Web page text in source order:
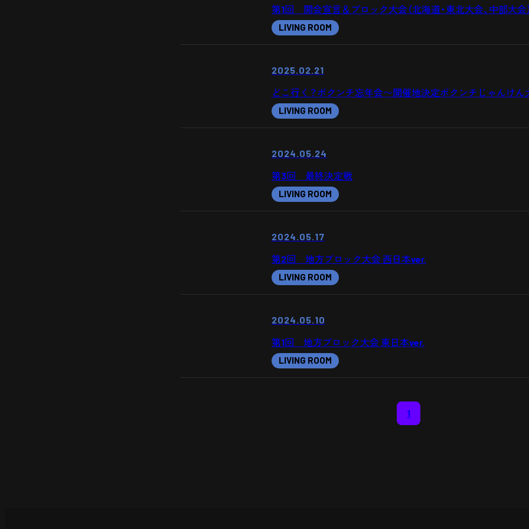
第1回 開会宣言＆ブロック大会（北海道・東北大会、中部大会）
LIVING ROOM
2025.02.21
どこ行く？ボクンチ忘年会〜開催地決定ボクンチじゃんけん
LIVING ROOM
2024.05.24
第3回 最終決定戦
LIVING ROOM
2024.05.17
第2回 地方ブロック大会 西日本ver.
LIVING ROOM
2024.05.10
第1回 地方ブロック大会 東日本ver.
LIVING ROOM
1